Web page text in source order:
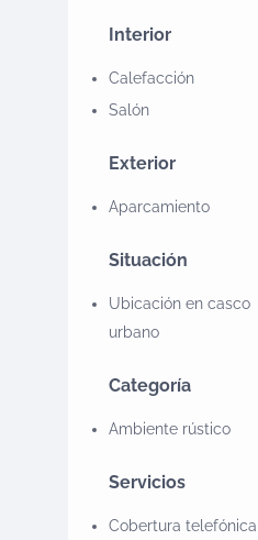
de los más
de un gran
grupos de amigos.
Interior
Calefacción
Salón
Exterior
Aparcamiento
Situación
Ubicación en casco
urbano
Categoría
Ambiente rústico
Servicios
Cobertura telefónica